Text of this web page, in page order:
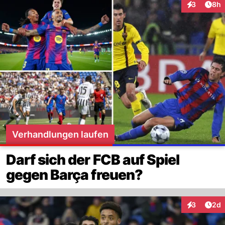
3 8h
Verhandlungen laufen
Darf sich der FCB auf Spiel
gegen Barça freuen?
3 2d